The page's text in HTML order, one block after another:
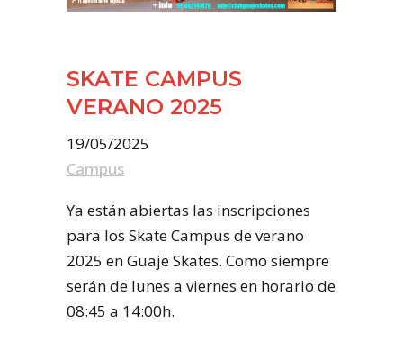
SKATE CAMPUS
VERANO 2025
19/05/2025
Campus
Ya están abiertas las inscripciones
para los Skate Campus de verano
2025 en Guaje Skates. Como siempre
serán de lunes a viernes en horario de
08:45 a 14:00h.